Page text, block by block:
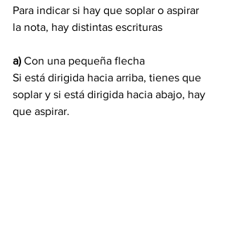
Para indicar si hay que soplar o aspirar
la nota, hay distintas escrituras
a) Con una pequeña flecha
Si está dirigida hacia arriba, tienes que
soplar y si está dirigida hacia abajo, hay
que aspirar.